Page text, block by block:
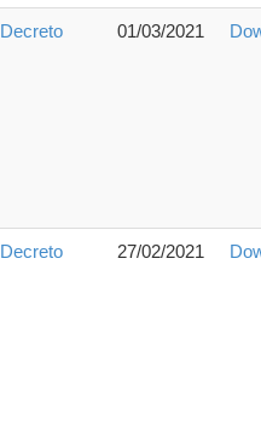
Decreto 01/03/2021
Decreto 27/02/2021